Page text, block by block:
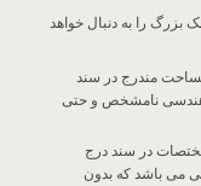
بزرگ را به دنبال خواهد
مندرج در سند
هندسی نامشخص و حتی
در سند درج
می باشد که بدون